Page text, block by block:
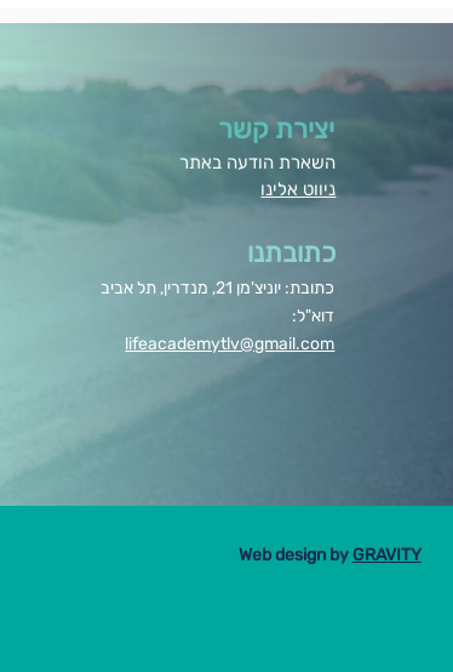
יצירת קשר
השארת הודעה באתר
ניווט אלינו
כתובתנו
כתובת: יוניצ'מן 21, מנדרין, תל אביב
דוא"ל:
lifeacademytlv@gmail.com
Web design by GRAVITY